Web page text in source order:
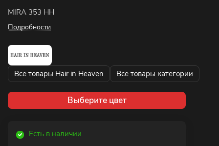
MIRA 353 HH
Подробности
Все товары Hair in Heaven Все товары категории
Выберите цвет
Есть в наличии